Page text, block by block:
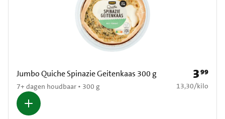
Jumbo Quiche Spinazie Geitenkaas 300 g
7+ dagen houdbaar • 300 g
Prijs: €
399
€ 13,30 per kilo
13,30/kilo